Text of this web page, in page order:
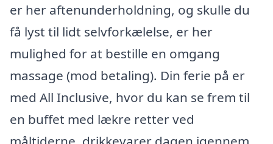
er her aftenunderholdning, og skulle du
få lyst til lidt selvforkælelse, er her
mulighed for at bestille en omgang
massage (mod betaling). Din ferie på er
med All Inclusive, hvor du kan se frem til
en buffet med lækre retter ved